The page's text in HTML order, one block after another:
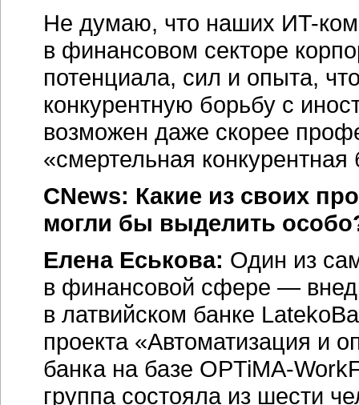
Не думаю, что наших ИT-
в финансовом секторе
потенциала, сил и опыта,
конкурентную борьбу с
возможен даже скорее
«смертельная конкурентная
CNews: Какие из своих
могли бы выделить
Елена Еськова: Один из
в финансовой сфере —
в латвийском банке
проекта «Автоматизация и
банка на базе OPTiMA-
группа состояла из шести